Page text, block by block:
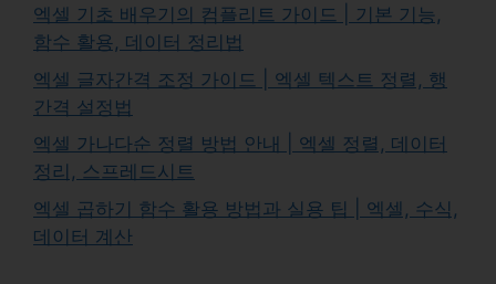
엑셀 기초 배우기의 컴플리트 가이드 | 기본 기능,
함수 활용, 데이터 정리법
엑셀 글자간격 조정 가이드 | 엑셀 텍스트 정렬, 행
간격 설정법
엑셀 가나다순 정렬 방법 안내 | 엑셀 정렬, 데이터
정리, 스프레드시트
엑셀 곱하기 함수 활용 방법과 실용 팁 | 엑셀, 수식,
데이터 계산